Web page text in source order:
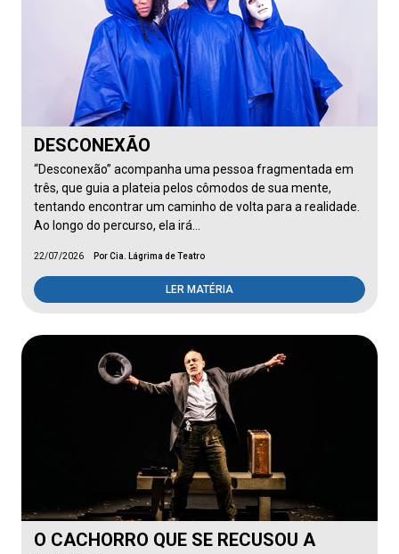
DESCONEXÃO
“Desconexão” acompanha uma pessoa fragmentada em
três, que guia a plateia pelos cômodos de sua mente,
tentando encontrar um caminho de volta para a realidade.
Ao longo do percurso, ela irá…
22/07/2026 Por Cia. Lágrima de Teatro
LER MATÉRIA
O CACHORRO QUE SE RECUSOU A